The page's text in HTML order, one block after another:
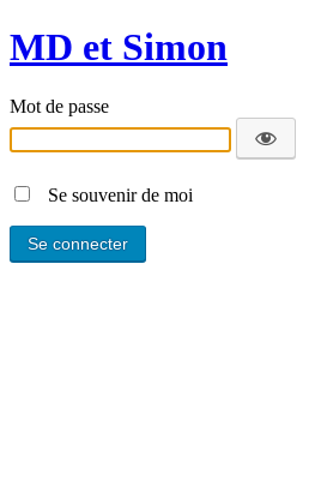
MD et Simon
Mot de passe
Se souvenir de moi